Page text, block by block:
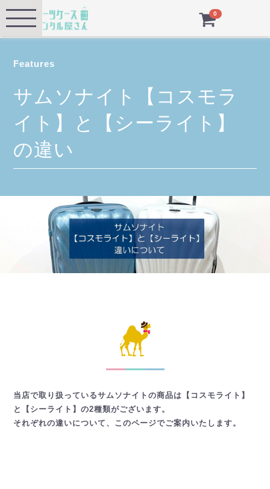
0
Features
サムソナイト
【コスモラ
イト】と【シーライト】
の違い
当店で取り扱っているサムソナイトの商品は【コスモライト】
と【シーライト】の2種類がございます。
それぞれの違いについて、このページでご案内いたします。